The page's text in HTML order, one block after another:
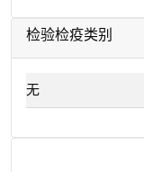
检验检疫类别
无